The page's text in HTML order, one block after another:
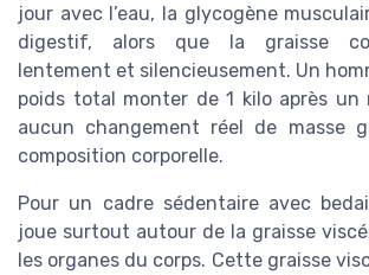
jour avec l’eau, la glycogène
digestif, alors que la graisse
lentement et silencieusement. Un
poids total monter de 1 kilo après un
aucun changement réel de masse
composition corporelle.
Pour un cadre sédentaire avec
joue surtout autour de la graisse
les organes du corps. Cette graisse